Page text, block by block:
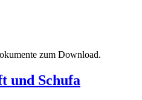
zum Download.
und Schufa